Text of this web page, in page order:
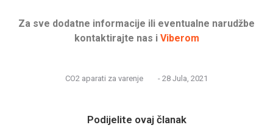
Za sve dodatne informacije ili eventualne narudžbe
kontaktirajte nas i Viberom
CO2 aparati za varenje - 28 Jula, 2021
Podijelite ovaj članak